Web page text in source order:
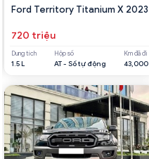
Ford Territory Titanium X 2023
720 triệu
Dung tích
1.5 L
Hộp số
AT - Số tự động
Km đã đi
43,000